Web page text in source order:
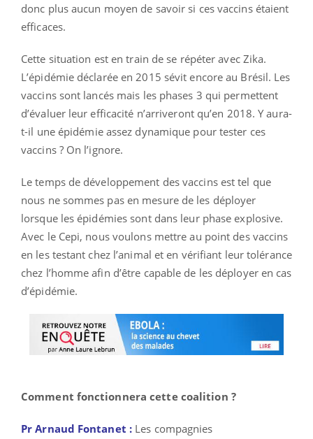
donc plus aucun moyen de savoir si ces vaccins étaient
efficaces.
Cette situation est en train de se répéter avec Zika.
L’épidémie déclarée en 2015 sévit encore au Brésil. Les
vaccins sont lancés mais les phases 3 qui permettent
d’évaluer leur efficacité n’arriveront qu’en 2018. Y aura-
t-il une épidémie assez dynamique pour tester ces
vaccins ? On l’ignore.
Le temps de développement des vaccins est tel que
nous ne sommes pas en mesure de les déployer
lorsque les épidémies sont dans leur phase explosive.
Avec le Cepi, nous voulons mettre au point des vaccins
en les testant chez l’animal et en vérifiant leur tolérance
chez l’homme afin d’être capable de les déployer en cas
d’épidémie.
Comment fonctionnera cette coalition ?
Pr Arnaud Fontanet : Les compagnies